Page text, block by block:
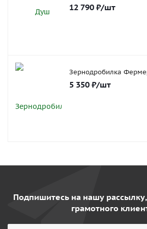
12 790 ₽/шт
Зернодробилка
5 350 ₽/шт
Подпишитесь на нашу
грамотного